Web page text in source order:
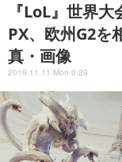
『LoL』世界
PX、欧州G2を
真・画像
2019.11.11 Mon 0:29